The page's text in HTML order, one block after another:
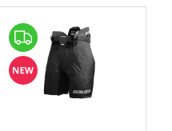
M Navy
M Red
M Red
S Black
S Navy